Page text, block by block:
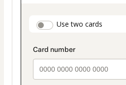
Use two cards
method